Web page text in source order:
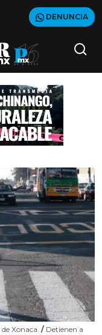
DENUNCIA
Xonaca. / Detienen a